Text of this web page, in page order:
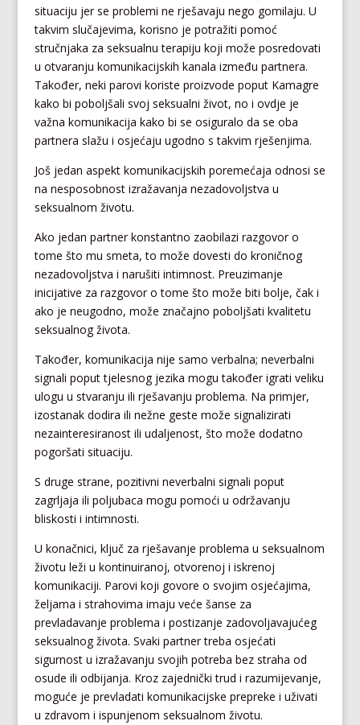
situaciju jer se problemi ne rješavaju nego gomilaju. U
takvim slučajevima, korisno je potražiti pomoć
stručnjaka za seksualnu terapiju koji može posredovati
u otvaranju komunikacijskih kanala između partnera.
Također, neki parovi koriste proizvode poput Kamagre
kako bi poboljšali svoj seksualni život, no i ovdje je
važna komunikacija kako bi se osiguralo da se oba
partnera slažu i osjećaju ugodno s takvim rješenjima.
Još jedan aspekt komunikacijskih poremećaja odnosi se
na nesposobnost izražavanja nezadovoljstva u
seksualnom životu.
Ako jedan partner konstantno zaobilazi razgovor o
tome što mu smeta, to može dovesti do kroničnog
nezadovoljstva i narušiti intimnost. Preuzimanje
inicijative za razgovor o tome što može biti bolje, čak i
ako je neugodno, može značajno poboljšati kvalitetu
seksualnog života.
Također, komunikacija nije samo verbalna; neverbalni
signali poput tjelesnog jezika mogu također igrati veliku
ulogu u stvaranju ili rješavanju problema. Na primjer,
izostanak dodira ili nežne geste može signalizirati
nezainteresiranost ili udaljenost, što može dodatno
pogoršati situaciju.
S druge strane, pozitivni neverbalni signali poput
zagrljaja ili poljubaca mogu pomoći u održavanju
bliskosti i intimnosti.
U konačnici, ključ za rješavanje problema u seksualnom
životu leži u kontinuiranoj, otvorenoj i iskrenoj
komunikaciji. Parovi koji govore o svojim osjećajima,
željama i strahovima imaju veće šanse za
prevladavanje problema i postizanje zadovoljavajućeg
seksualnog života. Svaki partner treba osjećati
sigurnost u izražavanju svojih potreba bez straha od
osude ili odbijanja. Kroz zajednički trud i razumijevanje,
moguće je prevladati komunikacijske prepreke i uživati
u zdravom i ispunjenom seksualnom životu.